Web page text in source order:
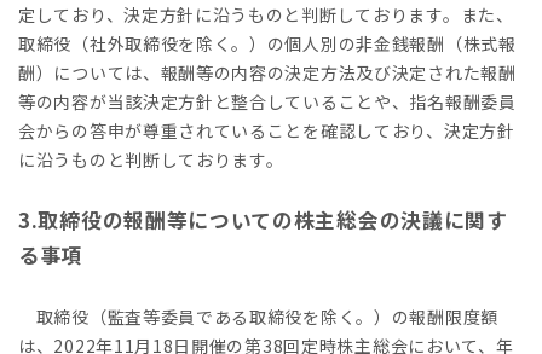
定しており、決定方針に沿うものと判断しております。また、
取締役（社外取締役を除く。）の個人別の非金銭報酬（株式報
酬）については、報酬等の内容の決定方法及び決定された報酬
等の内容が当該決定方針と整合していることや、指名報酬委員
会からの答申が尊重されていることを確認しており、決定方針
に沿うものと判断しております。
3.取締役の報酬等についての株主総会の決議に関す
る事項
取締役（監査等委員である取締役を除く。）の報酬限度額
は、2022年11月18日開催の第38回定時株主総会において、年